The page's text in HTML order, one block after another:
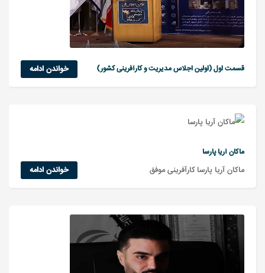
قسمت اول (اولین اجلاس مدیریت و کارآفرینی کشور) خواندن ادامه
ماکان آریا پارسا
ماکان آریا پارسا کارآفرینی موفق خواندن ادامه